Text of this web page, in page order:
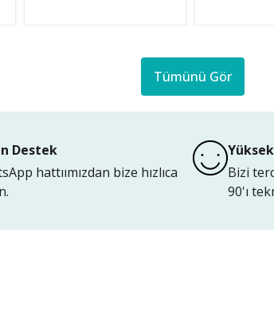
Tümünü Gör
Destek
hattıımızdan bize hızlıca
Bizi
90'ı